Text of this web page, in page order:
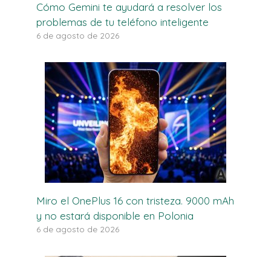
Cómo Gemini te ayudará a resolver los
problemas de tu teléfono inteligente
6 de agosto de 2026
Miro el OnePlus 16 con tristeza. 9000 mAh
y no estará disponible en Polonia
6 de agosto de 2026